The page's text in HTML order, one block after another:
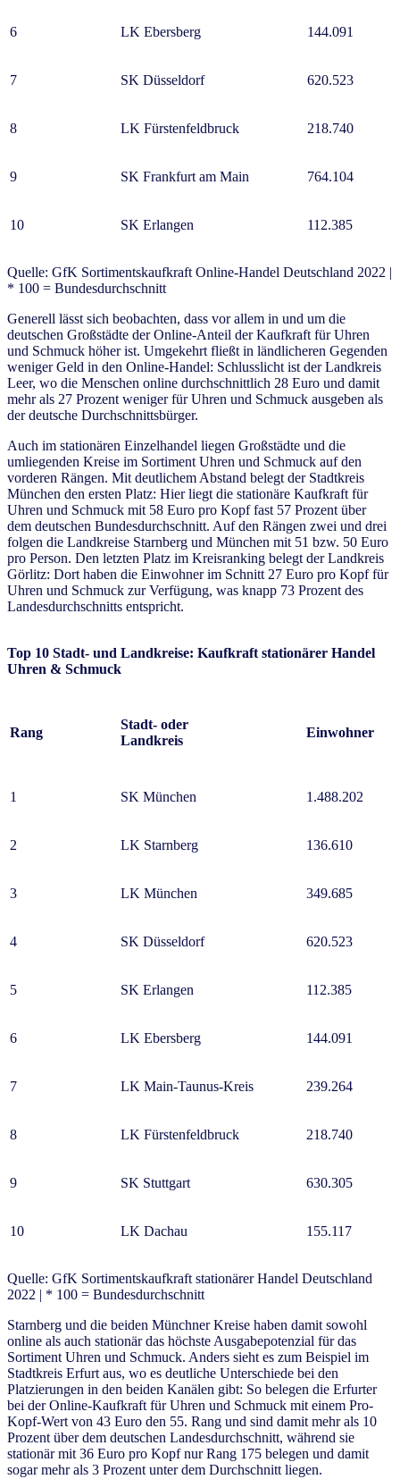
6 LK Ebersberg 144.091
7 SK Düsseldorf 620.523
8 LK Fürstenfeldbruck 218.740
9 SK Frankfurt am Main 764.104
10 SK Erlangen 112.385
Quelle: GfK Sortimentskaufkraft Online-Handel Deutschland 2022 |
* 100 = Bundesdurchschnitt
Generell lässt sich beobachten, dass vor allem in und um die
deutschen Großstädte der Online-Anteil der Kaufkraft für Uhren
und Schmuck höher ist. Umgekehrt fließt in ländlicheren Gegenden
weniger Geld in den Online-Handel: Schlusslicht ist der Landkreis
Leer, wo die Menschen online durchschnittlich 28 Euro und damit
mehr als 27 Prozent weniger für Uhren und Schmuck ausgeben als
der deutsche Durchschnittsbürger.
Auch im stationären Einzelhandel liegen Großstädte und die
umliegenden Kreise im Sortiment Uhren und Schmuck auf den
vorderen Rängen. Mit deutlichem Abstand belegt der Stadtkreis
München den ersten Platz: Hier liegt die stationäre Kaufkraft für
Uhren und Schmuck mit 58 Euro pro Kopf fast 57 Prozent über
dem deutschen Bundesdurchschnitt. Auf den Rängen zwei und drei
folgen die Landkreise Starnberg und München mit 51 bzw. 50 Euro
pro Person. Den letzten Platz im Kreisranking belegt der Landkreis
Görlitz: Dort haben die Einwohner im Schnitt 27 Euro pro Kopf für
Uhren und Schmuck zur Verfügung, was knapp 73 Prozent des
Landesdurchschnitts entspricht.
Top 10 Stadt- und Landkreise: Kaufkraft stationärer Handel
Uhren & Schmuck
Rang
Stadt- oder
Landkreis
Einwohner
1 SK München 1.488.202
2 LK Starnberg 136.610
3 LK München 349.685
4 SK Düsseldorf 620.523
5 SK Erlangen 112.385
6 LK Ebersberg 144.091
7 LK Main-Taunus-Kreis 239.264
8 LK Fürstenfeldbruck 218.740
9 SK Stuttgart 630.305
10 LK Dachau 155.117
Quelle: GfK Sortimentskaufkraft stationärer Handel Deutschland
2022 | * 100 = Bundesdurchschnitt
Starnberg und die beiden Münchner Kreise haben damit sowohl
online als auch stationär das höchste Ausgabepotenzial für das
Sortiment Uhren und Schmuck. Anders sieht es zum Beispiel im
Stadtkreis Erfurt aus, wo es deutliche Unterschiede bei den
Platzierungen in den beiden Kanälen gibt: So belegen die Erfurter
bei der Online-Kaufkraft für Uhren und Schmuck mit einem Pro-
Kopf-Wert von 43 Euro den 55. Rang und sind damit mehr als 10
Prozent über dem deutschen Landesdurchschnitt, während sie
stationär mit 36 Euro pro Kopf nur Rang 175 belegen und damit
sogar mehr als 3 Prozent unter dem Durchschnitt liegen.